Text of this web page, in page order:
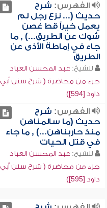
الفهرس: شرح
حديث (... نزع رجل لم
يعمل خيراً قط غصن
شوك عن الطريق...) , ما
جاء في إماطة الأذى عن
الطريق
للشيخ: عبد المحسن العباد
جزء من محاضرة ( شرح سنن أبي
داود [594])
الفهرس: شرح
حديث (ما سالمناهن
منذ حاربناهن...) , ما جاء
في قتل الحيات
للشيخ: عبد المحسن العباد
جزء من محاضرة ( شرح سنن أبي
داود [595])